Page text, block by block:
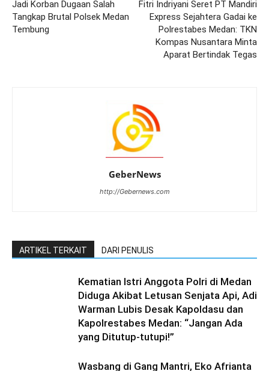
Jadi Korban Dugaan Salah
Tangkap Brutal Polsek Medan
Tembung
Fitri Indriyani Seret PT Mandiri
Express Sejahtera Gadai ke
Polrestabes Medan: TKN
Kompas Nusantara Minta
Aparat Bertindak Tegas
GeberNews
http://Gebernews.com
ARTIKEL TERKAIT DARI PENULIS
Kematian Istri Anggota Polri di Medan
Diduga Akibat Letusan Senjata Api, Adi
Warman Lubis Desak Kapoldasu dan
Kapolrestabes Medan: “Jangan Ada
yang Ditutup-tutupi!”
Wasbang di Gang Mantri, Eko Afrianta